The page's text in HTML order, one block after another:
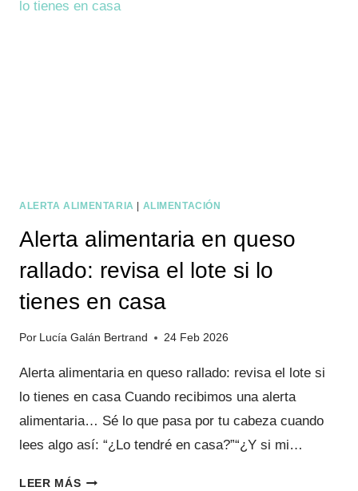
ALERTA ALIMENTARIA | ALIMENTACIÓN
Alerta alimentaria en queso
rallado: revisa el lote si lo
tienes en casa
Por Lucía Galán Bertrand 24 Feb 2026
Alerta alimentaria en queso rallado: revisa el lote si
lo tienes en casa Cuando recibimos una alerta
alimentaria… Sé lo que pasa por tu cabeza cuando
lees algo así: “¿Lo tendré en casa?”“¿Y si mi…
LEER MÁSALERTA